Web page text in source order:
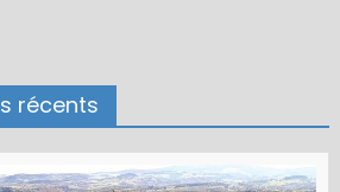
récents